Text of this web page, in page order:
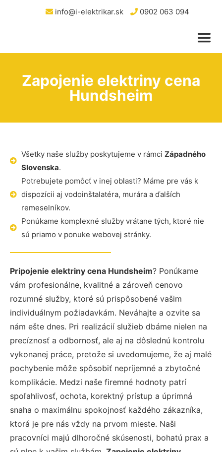
info@i-elektrikar.sk 0902 063 094
Zapojenie elektriny cena
Hundsheim
Všetky naše služby poskytujeme v rámci Západného
Slovenska.
Potrebujete pomôcť v inej oblasti? Máme pre vás k
dispozícii aj vodoinštalatéra, murára a ďalších
remeselníkov.
Ponúkame komplexné služby vrátane tých, ktoré nie
sú priamo v ponuke webovej stránky.
Pripojenie elektriny cena Hundsheim? Ponúkame
vám profesionálne, kvalitné a zároveň cenovo
rozumné služby, ktoré sú prispôsobené vašim
individuálnym požiadavkám. Neváhajte a ozvite sa
nám ešte dnes. Pri realizácií služieb dbáme nielen na
precíznosť a odbornosť, ale aj na dôslednú kontrolu
vykonanej práce, pretože si uvedomujeme, že aj malé
pochybenie môže spôsobiť nepríjemné a zbytočné
komplikácie. Medzi naše firemné hodnoty patrí
spoľahlivosť, ochota, korektný prístup a úprimná
snaha o maximálnu spokojnosť každého zákazníka,
ktorá je pre nás vždy na prvom mieste. Naši
pracovníci majú dlhoročné skúsenosti, bohatú prax a